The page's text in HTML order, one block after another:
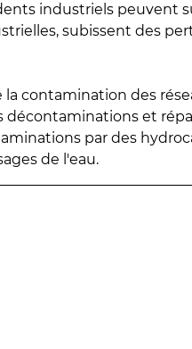
industriels peuvent
subissent des
contamination des
et
par des
de l'eau.